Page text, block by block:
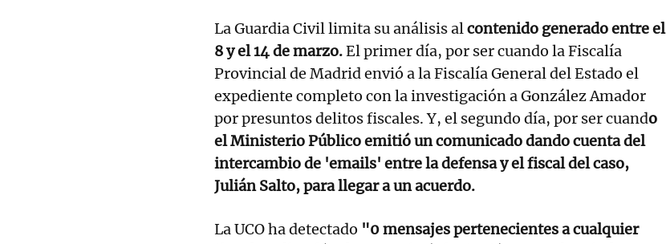
La Guardia Civil limita su análisis alcontenido generado entre el
8 y el 14 de marzo.El primer día, por ser cuando la Fiscalía
Provincial de Madrid envió a la Fiscalía General del Estado el
expediente completo con la investigación a González Amador
por presuntos delitos fiscales. Y, el segundo día, por ser cuando
el Ministerio Público emitió un comunicado dando cuenta del
intercambio de 'emails' entre la defensa y el fiscal del caso,
Julián Salto, para llegar a un acuerdo.
La UCO ha detectado "0 mensajes pertenecientes a cualquier